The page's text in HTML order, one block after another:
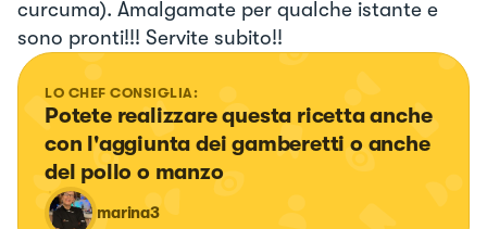
curcuma). Amalgamate per qualche istante e
sono pronti!!! Servite subito!!
LO CHEF CONSIGLIA:
Potete realizzare questa ricetta anche
con l'aggiunta dei gamberetti o anche
del pollo o manzo
marina3